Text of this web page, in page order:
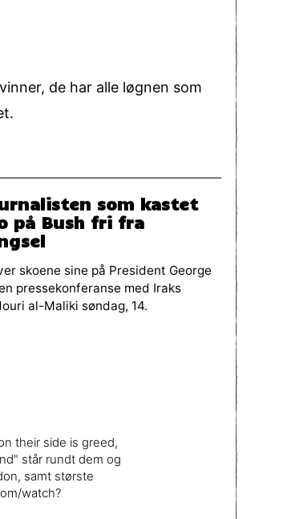
de har alle løgnen som
som kastet
på Bush fri fra
skoene sine på President George
pressekonferanse med Iraks
al-Maliki søndag, 14.
their side is greed,
står rundt dem og
samt største
watch?